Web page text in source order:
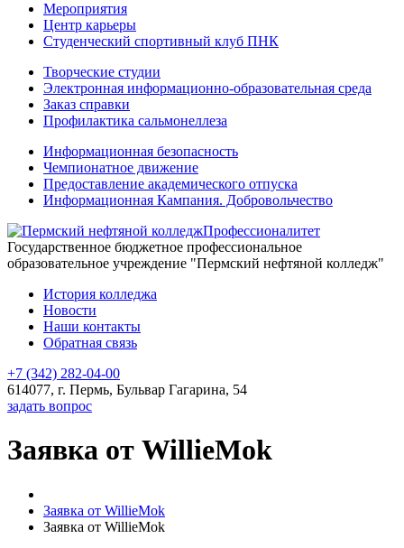
Мероприятия
Центр карьеры
Студенческий спортивный клуб ПНК
Творческие студии
Электронная информационно-образовательная среда
Заказ справки
Профилактика сальмонеллеза
Информационная безопасность
Чемпионатное движение
Предоставление академического отпуска
Информационная Кампания. Добровольчество
Профессионалитет
Государственное бюджетное профессиональное
образовательное учреждение "Пермский нефтяной колледж"
История колледжа
Новости
Наши контакты
Обратная связь
+7 (342) 282-04-00
614077, г. Пермь, Бульвар Гагарина, 54
задать вопрос
Заявка от WillieMok
Заявка от WillieMok
Заявка от WillieMok